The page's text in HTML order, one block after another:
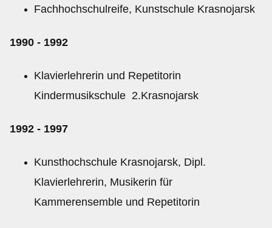
Fachhochschulreife, Kunstschule Krasnojarsk
1990 - 1992
Klavierlehrerin und Repetitorin
Kindermusikschule 2.Krasnojarsk
1992 - 1997
Kunsthochschule Krasnojarsk, Dipl.
Klavierlehrerin, Musikerin für
Kammerensemble und Repetitorin